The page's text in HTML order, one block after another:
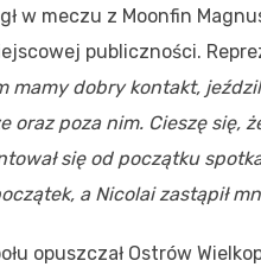
w meczu z Moonfin
publiczności.
mamy dobry kontakt,
oraz poza nim. Cieszę się,
się od początku
a Nicolai zastąpił
opuszczał Ostrów